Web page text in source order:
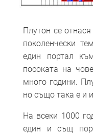
Плутон се
поколенчески
един портал
посоката на
много години.
но също така е и
На всеки 1000
един и същ